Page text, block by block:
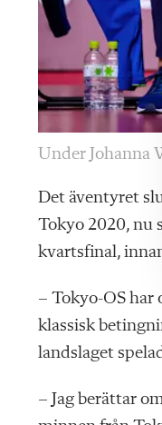
Under Johanna
Det äventyret
Tokyo 2020, nu
kvartsfinal,
– Tokyo-OS har
klassisk
landslaget
– Jag berättar